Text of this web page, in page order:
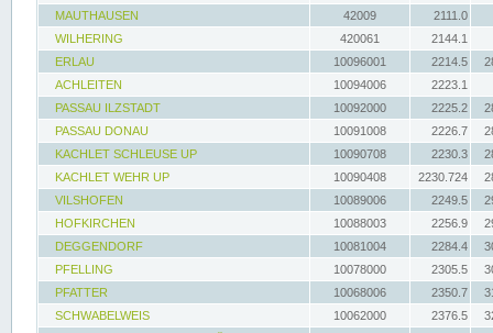
MAUTHAUSEN
42009
2111.0
WILHERING
420061
2144.1
ERLAU
10096001 2214.5
ACHLEITEN
10094006
2223.1
PASSAU ILZSTADT
10092000 2225.2
PASSAU DONAU
10091008 2226.7
KACHLET SCHLEUSE UP
10090708 2230.3
KACHLET WEHR UP
10090408 2230.724
VILSHOFEN
10089006 2249.5
HOFKIRCHEN
10088003 2256.9
DEGGENDORF
10081004 2284.4
PFELLING
10078000 2305.5
PFATTER
10068006 2350.7
SCHWABELWEIS
10062000 2376.5